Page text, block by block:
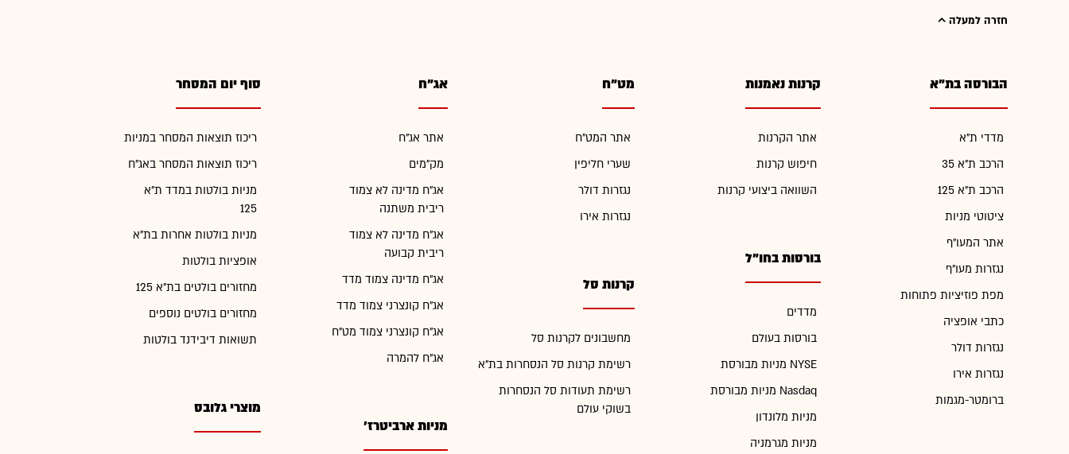
חזרה למעלה
הבורסה בת"א
מדדי ת"א
הרכב ת"א 35
הרכב ת"א 125
ציטוטי מניות
אתר המעו"ף
נגזרות מעו"ף
מפת פוזיציות פתוחות
כתבי אופציה
נגזרות דולר
נגזרות אירו
ברומטר-מגמות
קרנות נאמנות
אתר הקרנות
חיפוש קרנות
השוואה ביצועי קרנות
בורסות בחו"ל
מדדים
בורסות בעולם
מניות מבורסת NYSE
מניות מבורסת Nasdaq
מניות מלונדון
מניות מגרמניה
מט"ח
אתר המט"ח
שערי חליפין
נגזרות דולר
נגזרות אירו
קרנות סל
מחשבונים לקרנות סל
רשימת קרנות סל הנסחרות בת"א
רשימת תעודות סל הנסחרות
בשוקי עולם
אג"ח
אתר אג"ח
מק"מים
אג"ח מדינה לא צמוד
ריבית משתנה
אג"ח מדינה לא צמוד
ריבית קבועה
אג"ח מדינה צמוד מדד
אג"ח קונצרני צמוד מדד
אג"ח קונצרני צמוד מט"ח
אג"ח להמרה
מניות ארביטרז'
סוף יום המסחר
ריכוז תוצאות המסחר במניות
ריכוז תוצאות המסחר באג"ח
מניות בולטות במדד ת"א
125
מניות בולטות אחרות בת"א
אופציות בולטות
מחזורים בולטים בת"א 125
מחזורים בולטים נוספים
תשואות דיבידנד בולטות
מוצרי גלובס